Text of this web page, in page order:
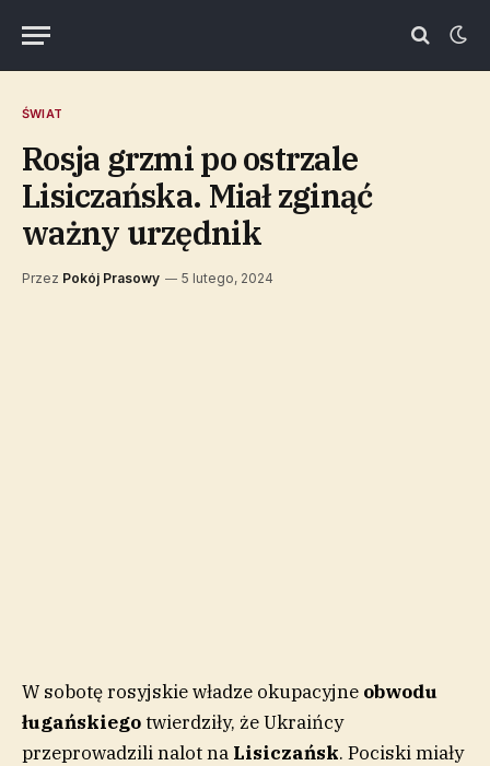
ŚWIAT
Rosja grzmi po ostrzale
Lisiczańska. Miał zginąć
ważny urzędnik
Przez Pokój Prasowy 5 lutego, 2024
W sobotę rosyjskie władze okupacyjne obwodu
ługańskiegotwierdziły, że Ukraińcy
przeprowadzili nalot na Lisiczańsk. Pociski miały